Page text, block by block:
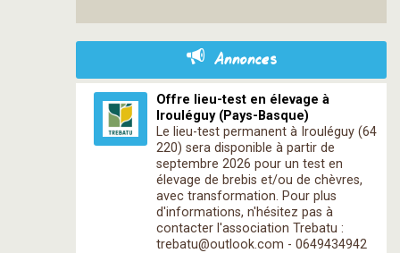
Annonces
Offre lieu-test en élevage à
Irouléguy (Pays-Basque)
Le lieu-test permanent à Irouléguy (64
220) sera disponible à partir de
septembre 2026 pour un test en
élevage de brebis et/ou de chèvres,
avec transformation. Pour plus
d'informations, n'hésitez pas à
contacter l'association Trebatu :
trebatu@outlook.com - 0649434942